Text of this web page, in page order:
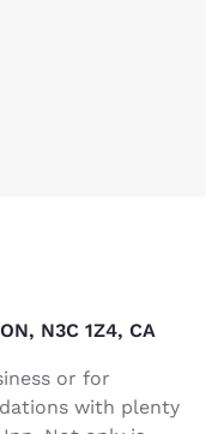
N3C 1Z4, CA
or for
with plenty